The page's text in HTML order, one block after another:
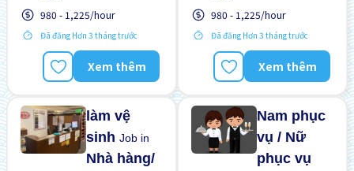
980 - 1,225/hour
Đã đăng Hơn 3 tháng trước
Xem thêm
980 - 1,225/hour
Đã đăng Hơn 3 tháng trước
Xem thêm
làm vệ
sinhJob in
Nhà hàng/
Nam phục
vụ / Nữ
phục vụ